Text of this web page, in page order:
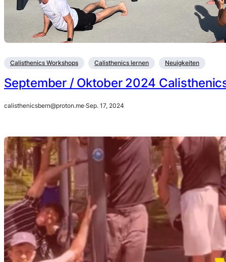
Calisthenics Workshops Calisthenics lernen Neuigkeiten
September / Oktober 2024
calisthenicsbern@proton.me·Sep. 17, 2024